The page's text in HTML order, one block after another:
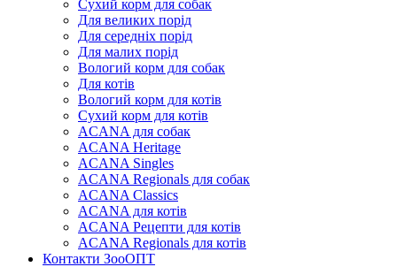
Сухий корм для собак
Для великих порід
Для середніх порід
Для малих порід
Вологий корм для собак
Для котів
Вологий корм для котів
Сухий корм для котів
ACANA для собак
ACANA Heritage
ACANA Singles
ACANA Regionals для собак
ACANA Classics
ACANA для котів
ACANA Рецепти для котів
ACANA Regionals для котів
Контакти ЗооОПТ